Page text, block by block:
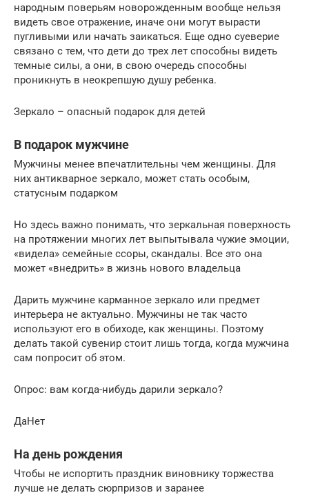
народным поверьям новорожденным вообще нельзя
видеть свое отражение, иначе они могут вырасти
пугливыми или начать заикаться. Еще одно суеверие
связано с тем, что дети до трех лет способны видеть
темные силы, а они, в свою очередь способны
проникнуть в неокрепшую душу ребенка.
Зеркало – опасный подарок для детей
В подарок мужчине
Мужчины менее впечатлительны чем женщины. Для
них антикварное зеркало, может стать особым,
статусным подарком
Но здесь важно понимать, что зеркальная поверхность
на протяжении многих лет выпытывала чужие эмоции,
«видела» семейные ссоры, скандалы. Все это она
может «внедрить» в жизнь нового владельца
Дарить мужчине карманное зеркало или предмет
интерьера не актуально. Мужчины не так часто
используют его в обиходе, как женщины. Поэтому
делать такой сувенир стоит лишь тогда, когда мужчина
сам попросит об этом.
Опрос: вам когда-нибудь дарили зеркало?
ДаНет
На день рождения
Чтобы не испортить праздник виновнику торжества
лучше не делать сюрпризов и заранее